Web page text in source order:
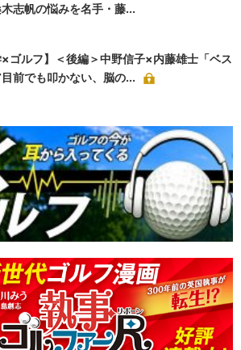
志帆の悩みを名手・藤...
×ゴルフ】＜後編＞中野信子×内藤雄士「ベス
目前でも叩かない、脳の...